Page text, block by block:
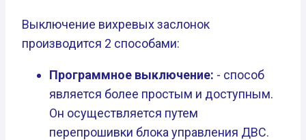
Выключение вихревых заслонок
производится 2 способами:
Программное выключение: - способ
является более простым и доступным.
Он осуществляется путем
перепрошивки блока управления ДВС.